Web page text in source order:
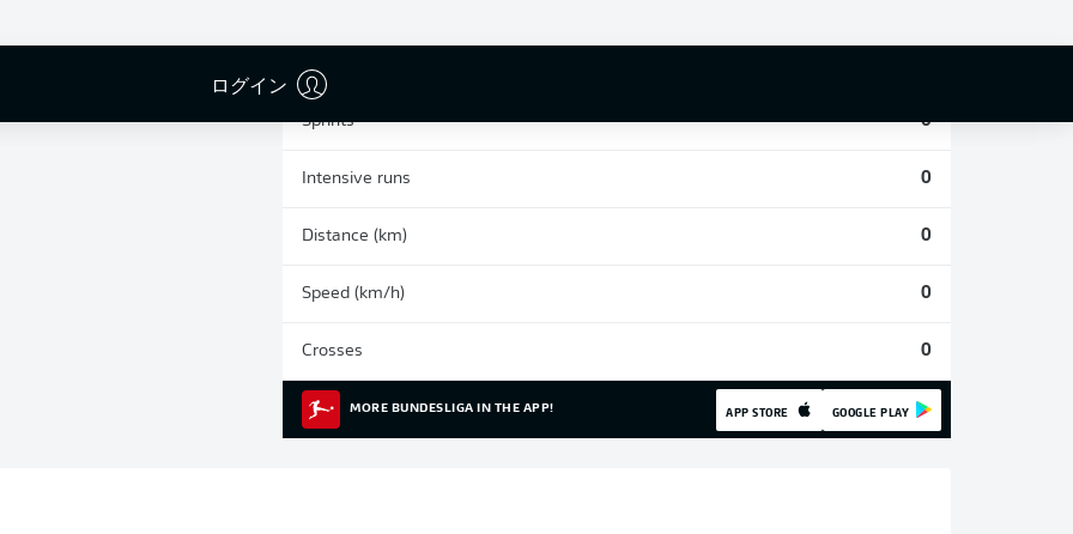
ログイン
Sprints 0
Intensive runs 0
Distance (km) 0
Speed (km/h) 0
Crosses 0
MORE BUNDESLIGA IN THE APP! APP STORE GOOGLE PLAY